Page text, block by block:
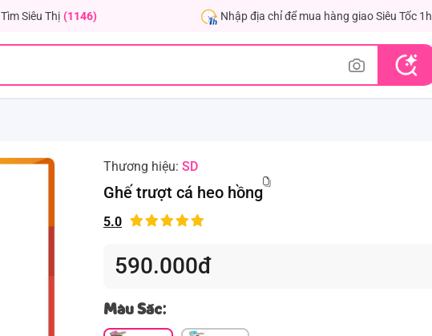
Tìm Siêu Thị (1146) Nhập địa chỉ để mua hàng giao Siêu Tốc 1h
Thương hiệu: SD
Ghế trượt cá heo hồng
5.0
590.000đ
Màu Sắc: